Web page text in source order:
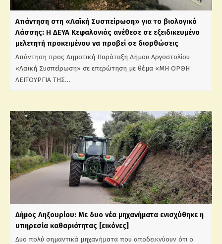
Απάντηση στη «Λαϊκή Συσπείρωση» για το βιολογικό
Λάσσης: Η ΔΕΥΑ Κεφαλονιάς ανέθεσε σε εξειδικευμένο
μελετητή προκειμένου να προβεί σε διορθώσεις
Απάντηση προς Δημοτική Παράταξη Δήμου Αργοστολίου
«Λαϊκή Συσπείρωση» σε επερώτηση με θέμα «ΜΗ ΟΡΘΗ
ΛΕΙΤΟΥΡΓΙΑ ΤΗΣ…
Δήμος Ληξουρίου: Με δυο νέα μηχανήματα ενισχύθηκε η
υπηρεσία καθαριότητας [εικόνες]
Δύο πολύ σημαντικά μηχανήματα που αποδεικνύουν ότι ο